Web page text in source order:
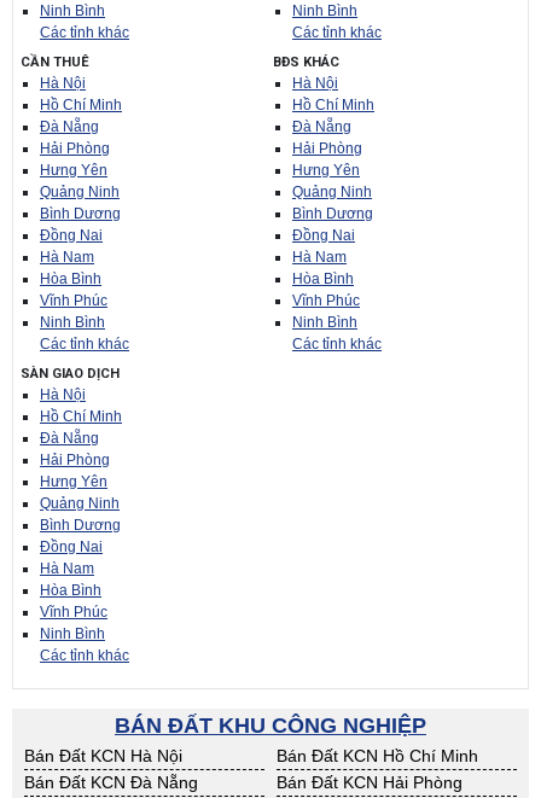
Ninh Bình
Các tỉnh khác
Ninh Bình
Các tỉnh khác
CẦN THUÊ
Hà Nội
Hồ Chí Minh
Đà Nẵng
Hải Phòng
Hưng Yên
Quảng Ninh
Bình Dương
Đồng Nai
Hà Nam
Hòa Bình
Vĩnh Phúc
Ninh Bình
Các tỉnh khác
BĐS KHÁC
Hà Nội
Hồ Chí Minh
Đà Nẵng
Hải Phòng
Hưng Yên
Quảng Ninh
Bình Dương
Đồng Nai
Hà Nam
Hòa Bình
Vĩnh Phúc
Ninh Bình
Các tỉnh khác
SÀN GIAO DỊCH
Hà Nội
Hồ Chí Minh
Đà Nẵng
Hải Phòng
Hưng Yên
Quảng Ninh
Bình Dương
Đồng Nai
Hà Nam
Hòa Bình
Vĩnh Phúc
Ninh Bình
Các tỉnh khác
BÁN ĐẤT KHU CÔNG NGHIỆP
Bán Đất KCN Hà Nội
Bán Đất KCN Hồ Chí Minh
Bán Đất KCN Đà Nẵng
Bán Đất KCN Hải Phòng